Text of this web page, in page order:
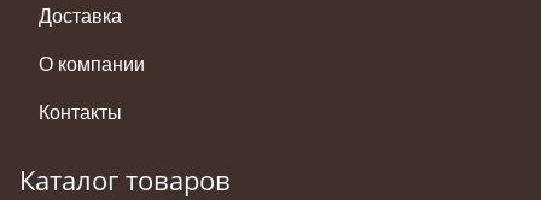
Доставка
О компании
Контакты
Каталог товаров